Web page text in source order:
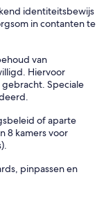
identiteitsbewijs
in contanten te
van
Hiervoor
Speciale
of aparte
8 kamers voor
pinpassen en